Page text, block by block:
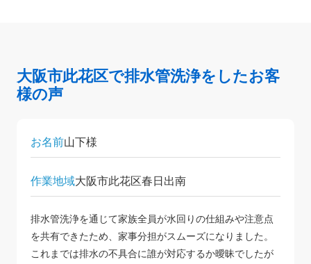
大阪市此花区で排水管洗浄をしたお客
様の声
お名前山下様
作業地域大阪市此花区春日出南
排水管洗浄を通じて家族全員が水回りの仕組みや注意点
を共有できたため、家事分担がスムーズになりました。
これまでは排水の不具合に誰が対応するか曖昧でしたが